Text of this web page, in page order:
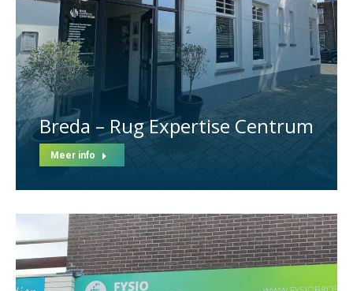
Breda – Rug Expertise Centrum
Meer info